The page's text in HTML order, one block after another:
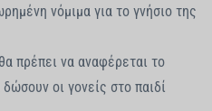
νόμιμα για το γνήσιο της
πρέπει να αναφέρεται το
οι γονείς στο παιδί